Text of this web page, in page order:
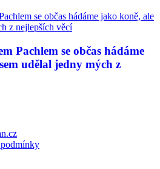
Pachlem se občas hádáme
udělal jedny mých z